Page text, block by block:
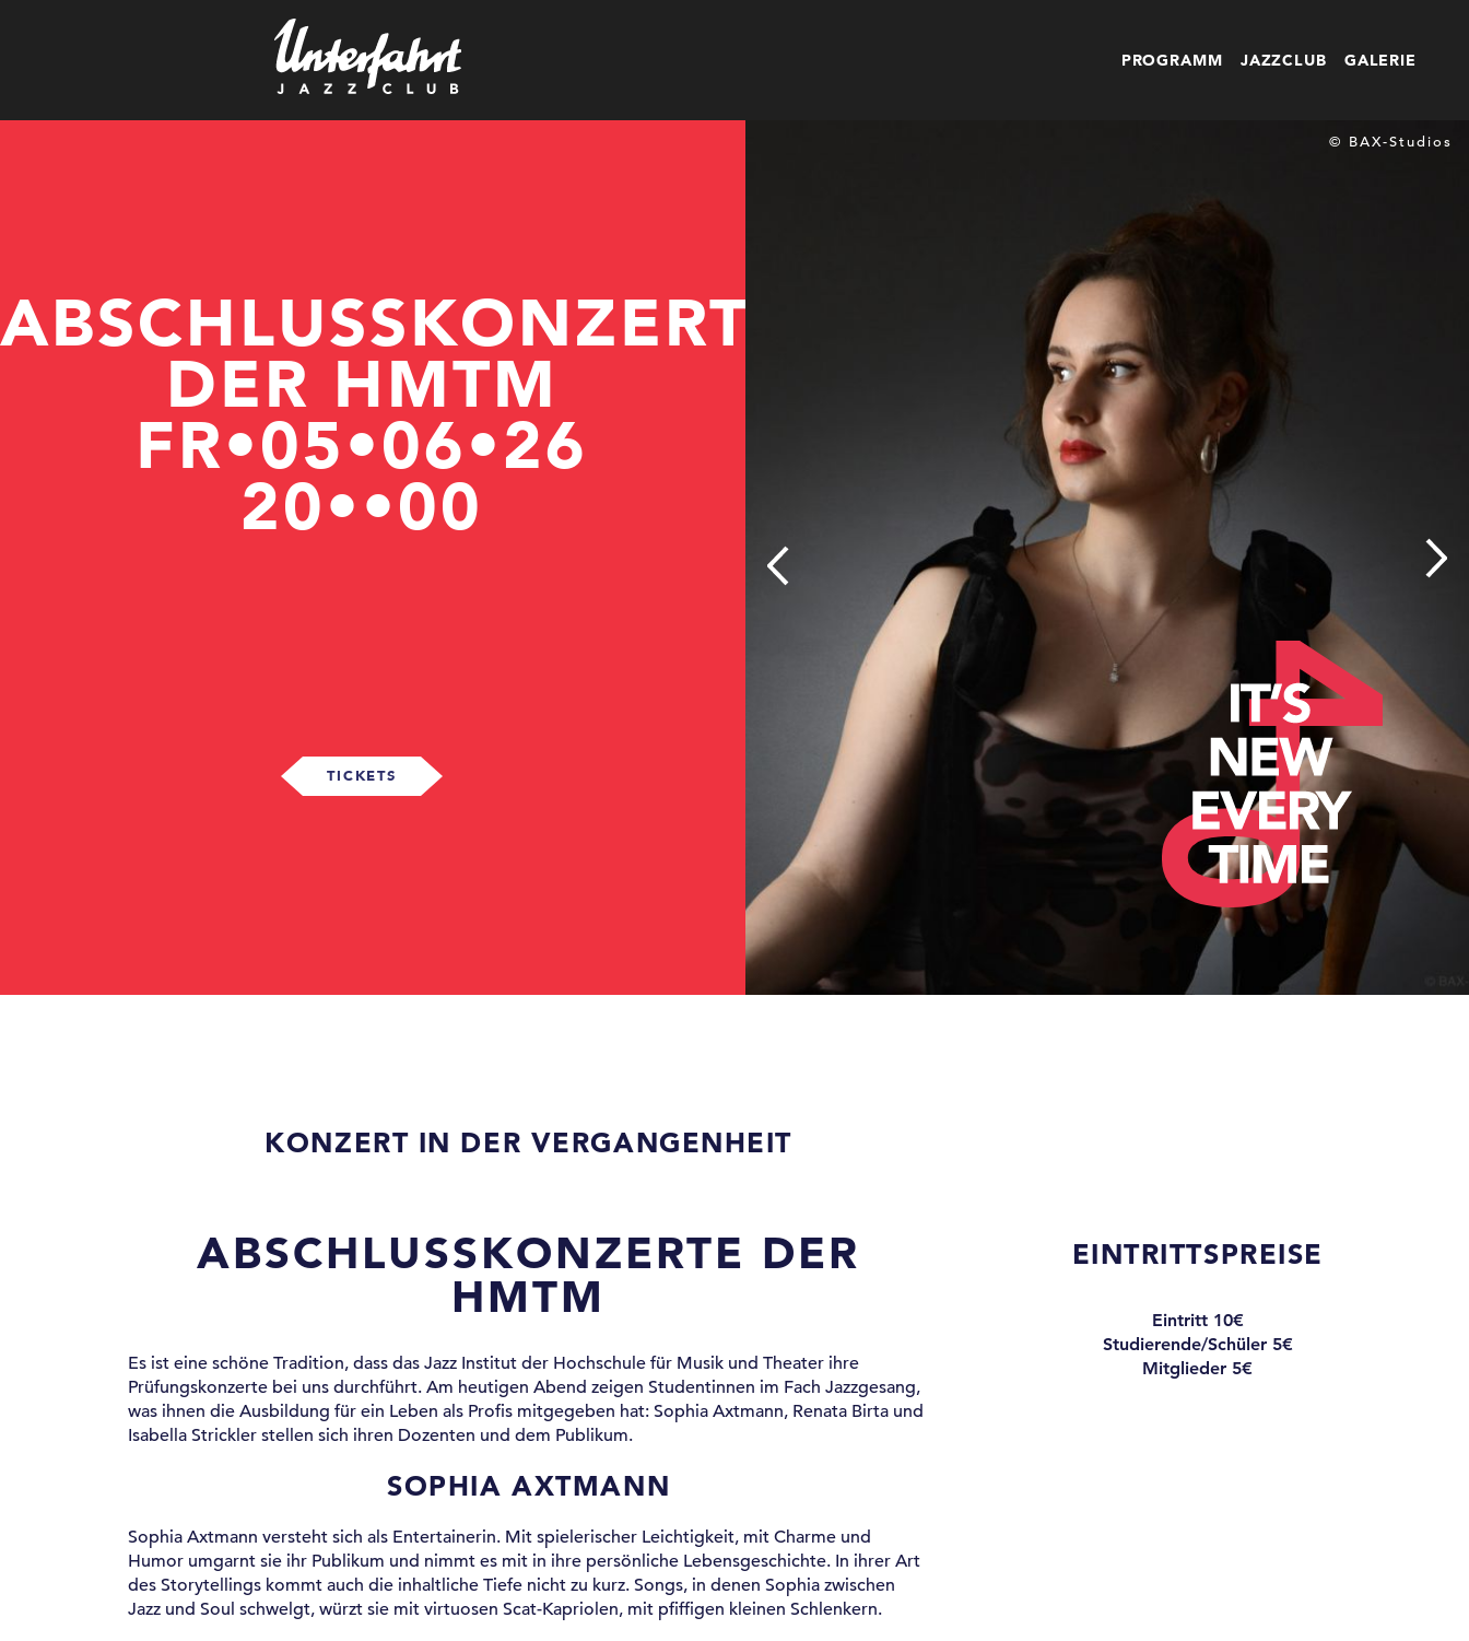
PROGRAMM JAZZCLUB GALERIE
ABSCHLUSSKONZERTE
DER HMTM
FR•05•06•26
20••00
TICKETS
© BAX-Studios
KONZERT IN DER VERGANGENHEIT
ABSCHLUSSKONZERTE DER
HMTM
Es ist eine schöne Tradition, dass das Jazz Institut der Hochschule für Musik und Theater ihre
Prüfungskonzerte bei uns durchführt. Am heutigen Abend zeigen Studentinnen im Fach Jazzgesang,
was ihnen die Ausbildung für ein Leben als Profis mitgegeben hat: Sophia Axtmann, Renata Birta und
Isabella Strickler stellen sich ihren Dozenten und dem Publikum.
SOPHIA AXTMANN
Sophia Axtmann versteht sich als Entertainerin. Mit spielerischer Leichtigkeit, mit Charme und
Humor umgarnt sie ihr Publikum und nimmt es mit in ihre persönliche Lebensgeschichte. In ihrer Art
des Storytellings kommt auch die inhaltliche Tiefe nicht zu kurz. Songs, in denen Sophia zwischen
Jazz und Soul schwelgt, würzt sie mit virtuosen Scat-Kapriolen, mit pfiffigen kleinen Schlenkern.
EINTRITTSPREISE
Eintritt 10€
Studierende/Schüler 5€
Mitglieder 5€